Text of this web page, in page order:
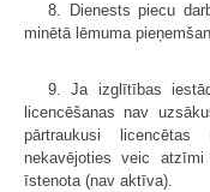
8. Dienests piecu
minētā lēmuma
9. Ja izglītības
licencēšanas nav
pārtraukusi
nekavējoties veic
īstenota (nav aktīva).